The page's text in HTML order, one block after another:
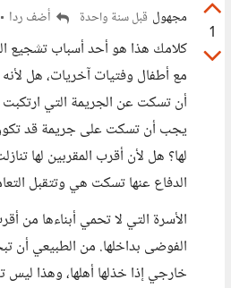
1
مجهول قبل سنة واحدة أضف ردا
كلامك هذا هو أحد أسباب تشجيع
مع أطفال وفتيات آخريات، هل
أن تسكت عن الجريمة التي ارتكبت
يجب أن تسكت على جريمة قد
لها؟ هل لأن أقرب المقربين لها
الدفاع عنها تسكت هي وتتقبل
الأسرة التي لا تحمي أبناءها من
الفوضى بداخلها. من الطبيعي
خارجي إذا خذلها أهلها، وهذا ليس